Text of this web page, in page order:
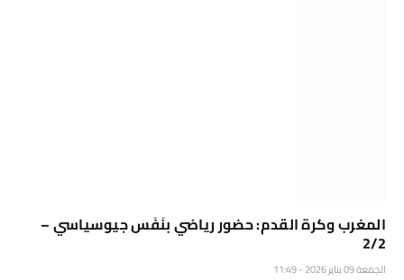
المغرب وكرة القدم: حضور رياضي بنَفَس جيوسياسي –
2/2
الجمعة 09 يناير 2026 - 11:49